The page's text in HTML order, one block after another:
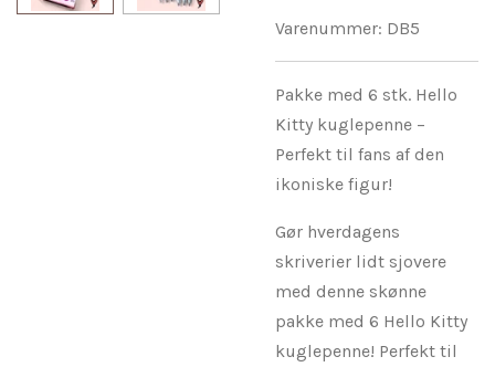
Varenummer: DB5
Pakke med 6 stk. Hello
Kitty kuglepenne –
Perfekt til fans af den
ikoniske figur!
Gør hverdagens
skriverier lidt sjovere
med denne skønne
pakke med 6 Hello Kitty
kuglepenne! Perfekt til